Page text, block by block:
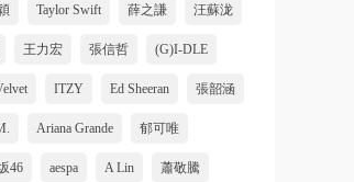
Taylor Swift 薛之謙 汪蘇泷
王力宏 張信哲 (G)I-DLE
ITZY Ed Sheeran 張韶涵
Ariana Grande 郁可唯
46 aespa A Lin 蕭敬騰